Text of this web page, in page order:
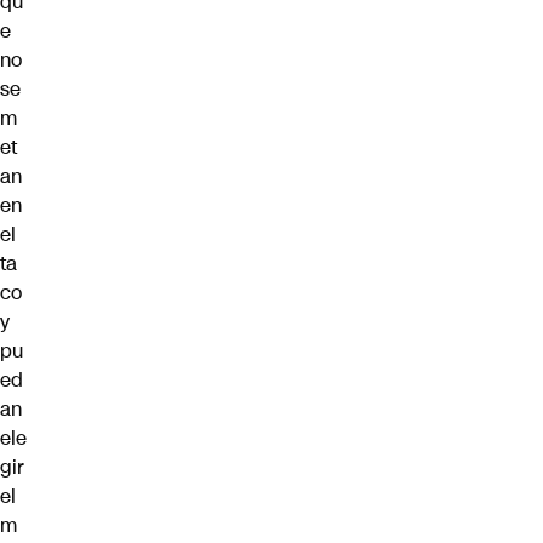
e
no
se
m
et
an
en
el
ta
co
y
pu
ed
an
ele
gir
el
m